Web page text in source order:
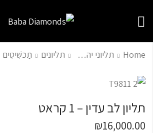
Home תַכשִׁיטִים תליונים תליוני יהלומים
תליון לב עדין – 1 קראט
₪16,000.00